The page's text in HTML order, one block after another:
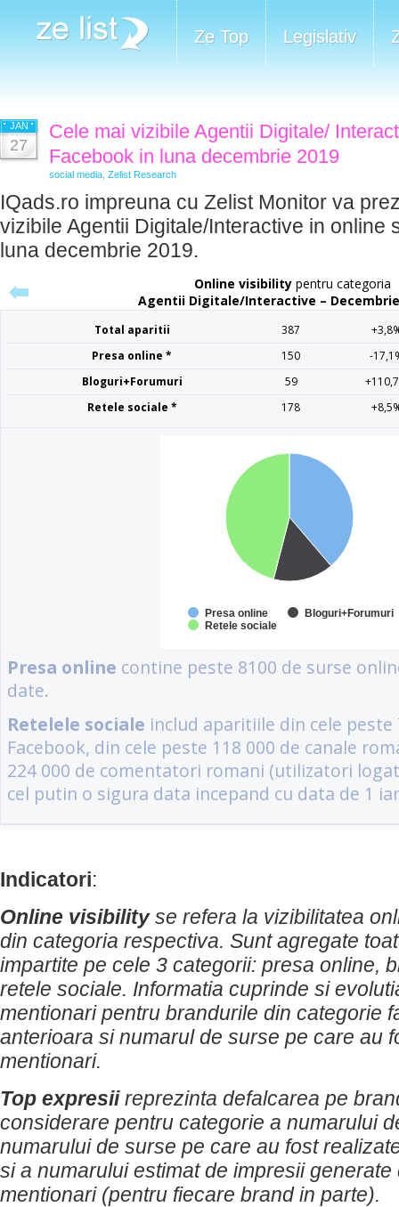
Ze Top Legislativ
JAN
27
Cele mai vizibile Agentii Digitale/
Facebook in luna decembrie 2019
social media Zelist Research
IQads.ro impreuna cu Zelist Monitor va
vizibile Agentii Digitale/Interactive in online
luna decembrie 2019.
Indicatori:
Online visibilityse refera la vizibilitatea
din categoria respectiva. Sunt agregate
impartite pe cele 3 categorii: presa online,
retele sociale. Informatia cuprinde si
mentionari pentru brandurile din categorie
anterioara si numarul de surse pe care au
mentionari.
Top expresiireprezinta defalcarea pe
considerare pentru categorie a numarului
numarului de surse pe care au fost
si a numarului estimat de impresii generate
mentionari (pentru fiecare brand in parte).